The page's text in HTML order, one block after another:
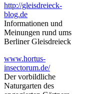
http://gleisdreieck-
blog.de
Informationen und
Meinungen rund ums
Berliner Gleisdreieck
www.hortus-
insectorum.de/
Der vorbildliche
Naturgarten des